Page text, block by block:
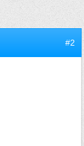
#2